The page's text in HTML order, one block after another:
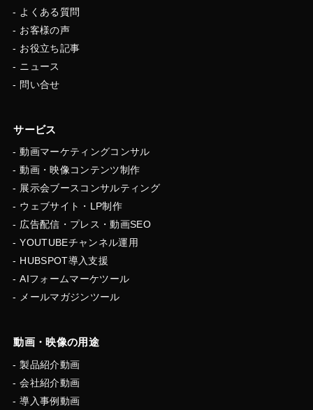
よくある質問
お客様の声
お役立ち記事
ニュース
問い合せ
サービス
動画マーケティングコンサル
動画・映像コンテンツ制作
展示会ブースコンサルティング
ウェブサイト・LP制作
広告配信・プレス・動画SEO
YOUTUBEチャンネル運用
HUBSPOT導入支援
AIフォームマーケツール
メールマガジンツール
動画・映像の用途
製品紹介動画
会社紹介動画
導入事例動画